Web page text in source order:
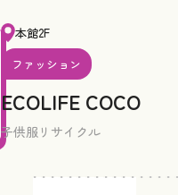
本館2F
ファッション
ECOLIFE COCO
子供服リサイクル